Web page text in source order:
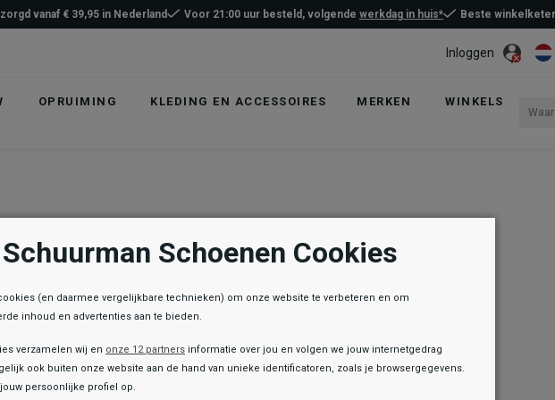
Inloggen
OPRUIMING KLEDING EN ACCESSOIRES MERKEN WINKELS
vanaf € 39,95 in Nederland Voor 21:00 uur besteld, volgende werkdag in huis* Beste
Schuurman Schoenen Cookies
(en daarmee vergelijkbare technieken) om onze website te verbeteren en om
inhoud en advertenties aan te bieden.
verzamelen wij en onze 12 partners informatie over jou en volgen we jouw internetgedrag
ook buiten onze website aan de hand van unieke identificatoren, zoals je browsergegevens.
persoonlijke profiel op.